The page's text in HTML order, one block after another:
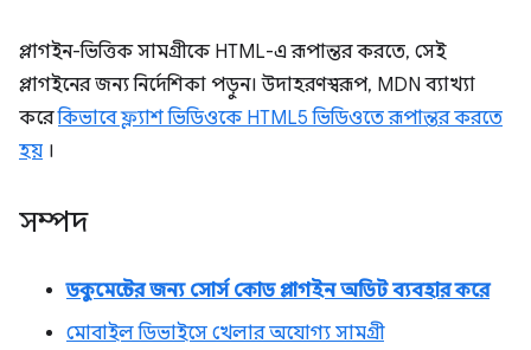
প্লাগইন-ভিত্তিক সামগ্রীকে HTML-এ রূপান্তর করতে, সেই
প্লাগইনের জন্য নির্দেশিকা পড়ুন। উদাহরণস্বরূপ, MDN ব্যাখ্যা
করেকিভাবে ফ্ল্যাশ ভিডিওকে HTML5 ভিডিওতে রূপান্তর করতে
হয় ।
সম্পদ
ডকুমেন্টের জন্য সোর্স কোড প্লাগইন অডিট ব্যবহার করে
মোবাইল ডিভাইসে খেলার অযোগ্য সামগ্রী